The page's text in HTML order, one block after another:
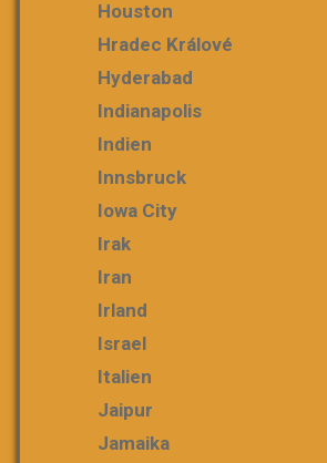
Houston
Hradec Králové
Hyderabad
Indianapolis
Indien
Innsbruck
Iowa City
Irak
Iran
Irland
Israel
Italien
Jaipur
Jamaika